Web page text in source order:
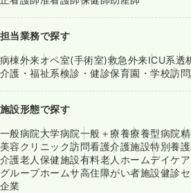
担当業務で探す
病棟外来オペ室(手術室)救急外来ICU系透
介護・福祉系検診・健診保育園・学校訪
施設形態で探す
一般病院大学病院一般＋療養療養型病院
美容クリニック訪問看護介護施設特別養
介護老人保健施設有料老人ホームデイケ
グループホームサ高住障がい者施設健診
企業